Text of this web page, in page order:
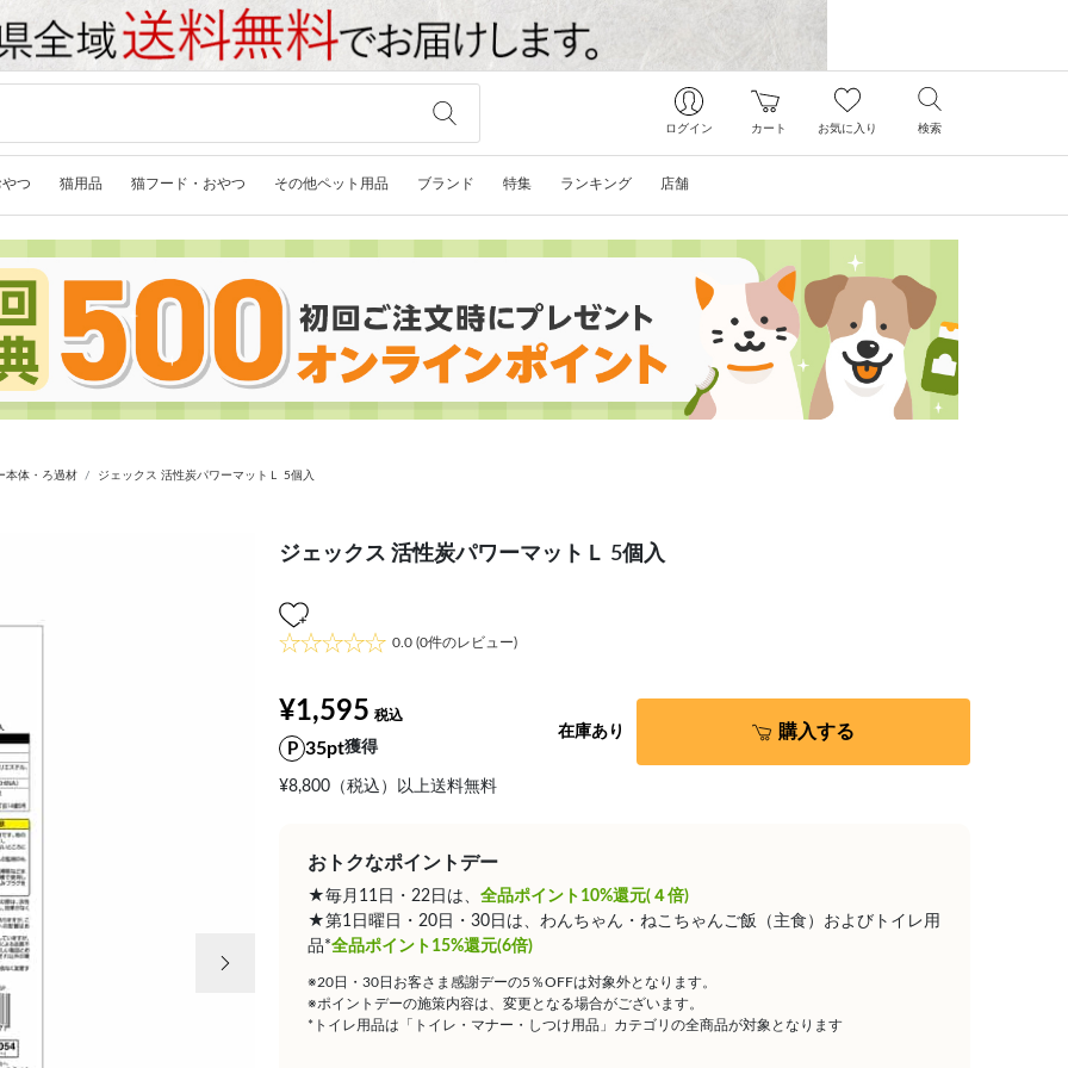
ログイン カート お気に入り 検索
つ 猫用品 猫フード・おやつ その他ペット用品 ブランド 特集 ランキング 店舗
本体・ろ過材 ジェックス 活性炭パワーマットＬ 5個入
ジェックス 活性炭パワーマットＬ 5個入
0.0 (0件のレビュー)
¥1,595
35pt獲得
¥8,800（税込）以上送料無料
在庫あり 購入する
おトクなポイントデー
★毎月11日・22日は、 全品ポイント10%還元(４倍)
★第1日曜日・20日・30日は、わんちゃん・ねこちゃんご飯（主食）およびトイレ用
品*全品ポイント15%還元(6倍)
※20日・30日お客さま感謝デーの5％OFFは対象外となります。
※ポイントデーの施策内容は、変更となる場合がございます。
*トイレ用品は「トイレ・マナー・しつけ用品」カテゴリの全商品が対象となります